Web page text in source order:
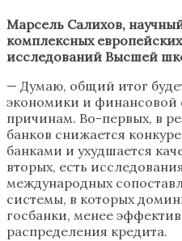
Марсель Салихов,
комплексных
исследований Высшей
— Думаю, общий итог
экономики и
причинам. Во-первых, в
банков снижается
банками и ухудшается
вторых, есть
международных
системы, в которых
госбанки, менее
распределения кредита.